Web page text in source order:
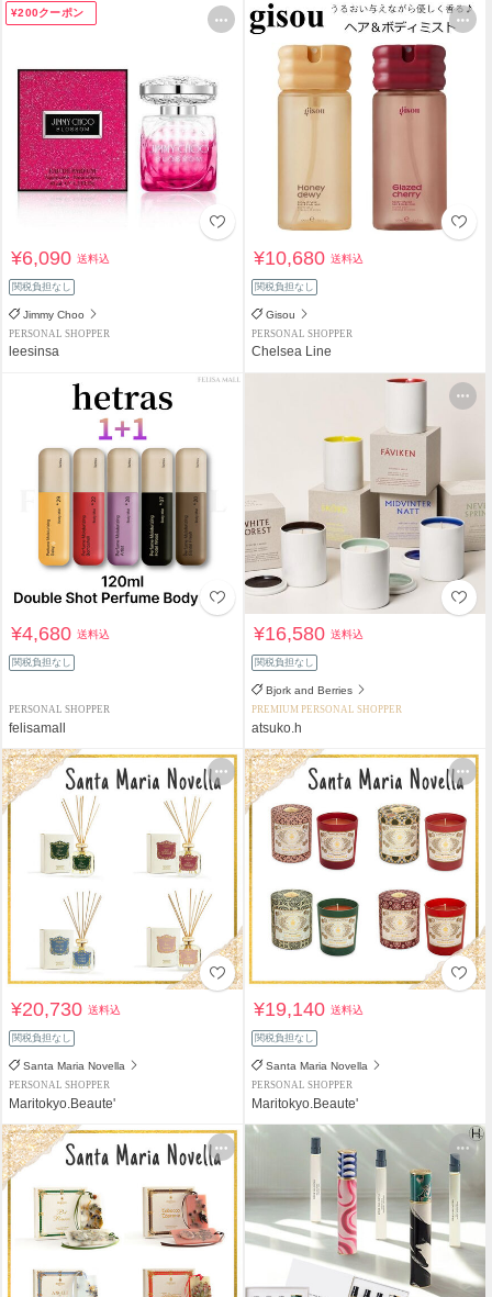
¥200クーポン
¥6,090送料込
関税負担なし
Jimmy Choo
PERSONAL SHOPPER
leesinsa
¥10,680送料込
関税負担なし
Gisou
PERSONAL SHOPPER
Chelsea Line
¥4,680送料込
関税負担なし
PERSONAL SHOPPER
felisamall
¥16,580送料込
関税負担なし
Bjork and Berries
PREMIUM PERSONAL SHOPPER
atsuko.h
¥20,730送料込
関税負担なし
Santa Maria Novella
PERSONAL SHOPPER
Maritokyo.Beaute'
¥19,140送料込
関税負担なし
Santa Maria Novella
PERSONAL SHOPPER
Maritokyo.Beaute'